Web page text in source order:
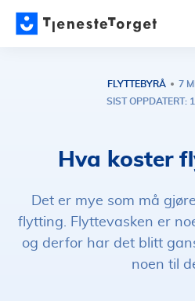
FLYTTEBYRÅ
7
SIST OPPDATERT:
Hva koster
Det er mye som må
flytting. Flyttevasken er
og derfor har det blitt
noen til